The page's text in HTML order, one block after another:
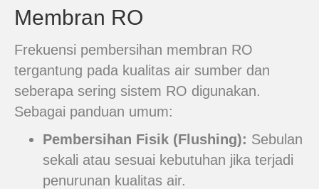
Membran RO
Frekuensi pembersihan membran RO
tergantung pada kualitas air sumber dan
seberapa sering sistem RO digunakan.
Sebagai panduan umum:
Pembersihan Fisik (Flushing): Sebulan
sekali atau sesuai kebutuhan jika terjadi
penurunan kualitas air.